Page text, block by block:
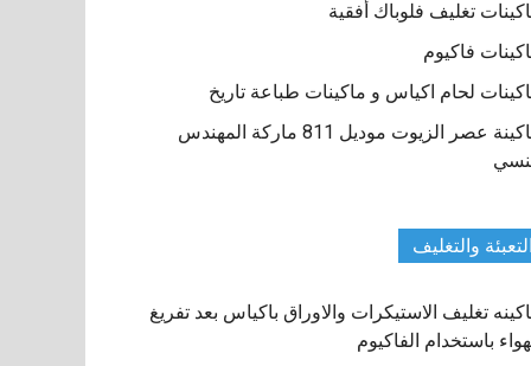
تغليف فلوباك أفقية
فاكيوم
لحام اكياس و ماكينات طباعة تاريخ
ماكينة عصر الزيوت موديل 811 ماركة المهندس
التعبئة والتغليف
تغليف الاستيكرات والاوراق باكياس بعد تفريغ
باستخدام الفاكيوم